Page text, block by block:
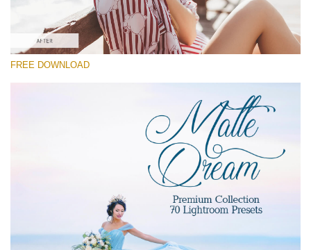
Must-Have Collection
FREE DOWNLOAD